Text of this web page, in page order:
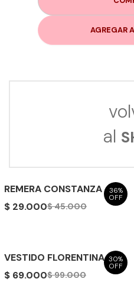
AGREGAR
al
36%
OFF
REMERA CONSTANZA
$ 29.000$ 45.000
30%
OFF
VESTIDO FLORENTINA
$ 69.000$ 99.000